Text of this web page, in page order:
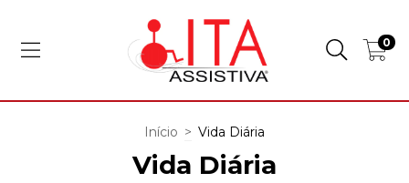
0
Início > Vida Diária
Vida Diária